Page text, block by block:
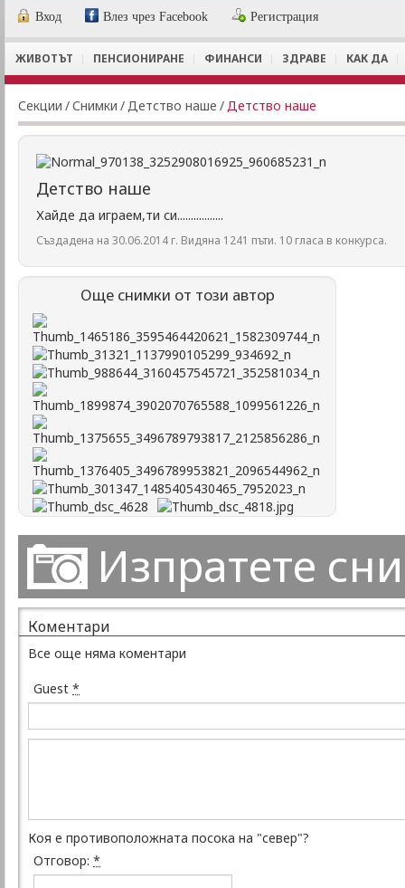
Вход Влез чрез Facebook Регистрация
ЖИВОТЪТ ПЕНСИОНИРАНЕ ФИНАНСИ ЗДРАВЕ КАК ДА
Секции /Снимки /Детство наше /Детство наше
Детство наше
Хайде да играем,ти си.................
Създадена на 30.06.2014 г. Видяна 1241 пъти. 10 гласа в конкурса.
Още снимки от този автор
Изпратете
Коментари
Все още няма коментари
Guest *
Коя е противоположната посока на "север"?
Отговор: *